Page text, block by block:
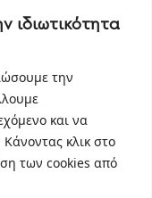
ιδιωτικότητα
την
και να
κλικ στο
των cookies από